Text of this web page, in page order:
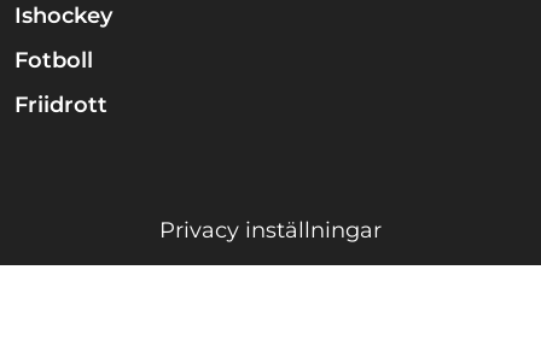
Ishockey
Fotboll
Friidrott
Privacy inställningar